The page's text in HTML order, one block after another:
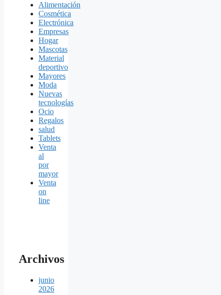
Alimentación
Cosmética
Electrónica
Empresas
Hogar
Mascotas
Material
deportivo
Mayores
Moda
Nuevas
tecnologías
Ocio
Regalos
salud
Tablets
Venta
al
por
mayor
Venta
on
line
Archivos
junio
2026